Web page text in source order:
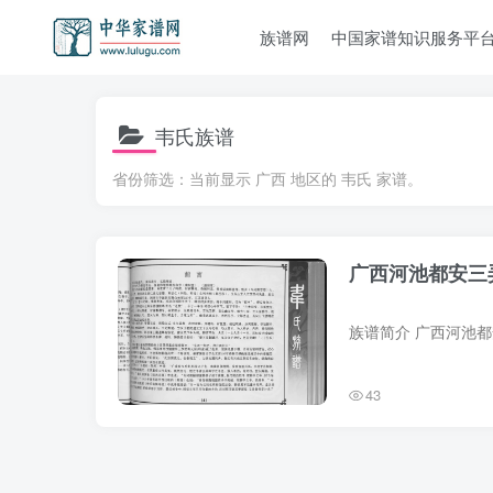
族谱网 中国家谱知识服务平
韦氏族谱
省份筛选：当前显示 广西 地区的 韦氏 家谱。
广西河池都安
43